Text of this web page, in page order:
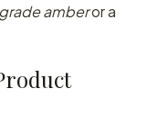
amberor a